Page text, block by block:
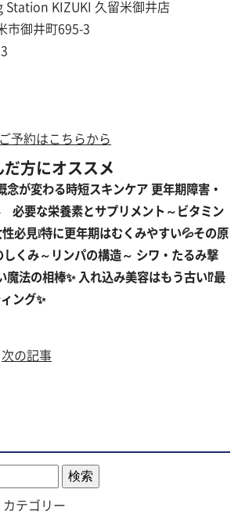
KIZUKI 久留米御井店
市御井町695-3
予約はこちらから
だ方にオススメ
念が変わる時短スキンケア 更年期障害・
必要な栄養素とサプリメント～ビタミン
必見❕特に更年期はむくみやすい💦その原
しくみ～リンパの構造～ シワ・たるみ撃
魔法の相棒✨ 入れ込み美容はもう古い⁉最
ング✨
次の記事
検索
カテゴリー